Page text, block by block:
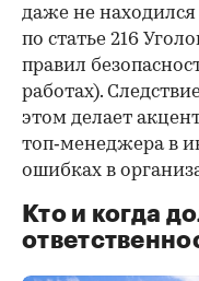
даже не
по статье 216
правил
работах).
этом делает
топ‑менеджера в
ошибках в
Кто и когда